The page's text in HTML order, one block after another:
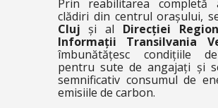
Prin reabilitarea completă
clădiri din centrul orașului,
Cluj și al Direcției
Informații Transilvania
îmbunătățesc condițiile
pentru sute de angajați și
semnificativ consumul de
emisiile de carbon.